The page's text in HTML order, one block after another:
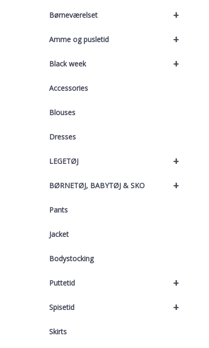
+
Børneværelset
+
Amme og pusletid
+
Black week
Accessories
Blouses
Dresses
+
LEGETØJ
+
BØRNETØJ, BABYTØJ & SKO
Pants
Jacket
Bodystocking
+
Puttetid
+
Spisetid
Skirts